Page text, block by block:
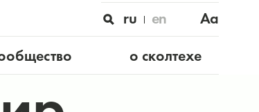
ru en
Aa
о сколтехе